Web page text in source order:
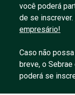
você poderá
de se inscrever.
empresário!
Caso não
breve, o Sebrae
poderá se